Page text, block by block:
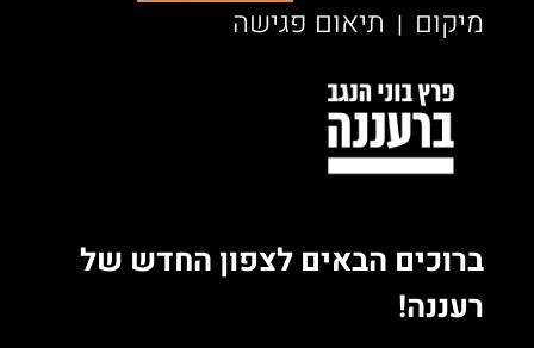
מיקום | תיאום פגישה
ברוכים הבאים לצפון החדש של
רעננה!